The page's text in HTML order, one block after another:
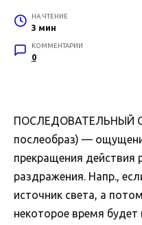
НА ЧТЕНИЕ
3 мин
КОММЕНТАРИИ
0
ПОСЛЕДОВАТЕЛЬНЫЙ
послеобраз) —
прекращения действия
раздражения. Напр.,
источник света, а
некоторое время